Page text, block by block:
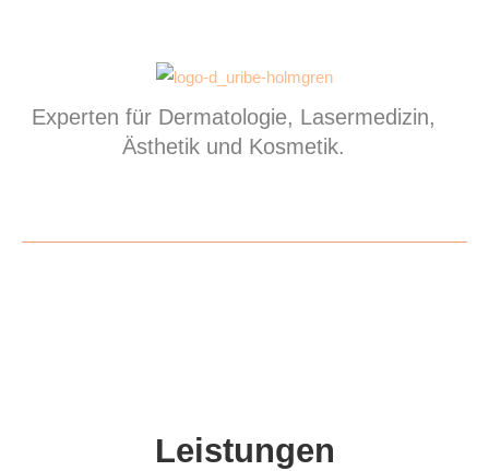
Experten für Dermatologie, Lasermedizin,
Ästhetik und Kosmetik.
Leistungen